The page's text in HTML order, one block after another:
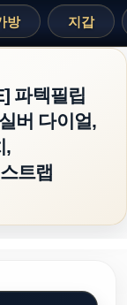
방 지갑
텍필립 칼라
파텍필립
버 다이얼,
,
트랩